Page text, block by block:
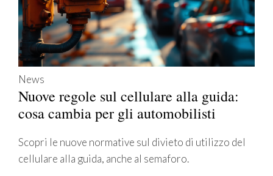
News
Nuove regole sul cellulare alla guida:
cosa cambia per gli automobilisti
Scopri le nuove normative sul divieto di utilizzo del
cellulare alla guida, anche al semaforo.